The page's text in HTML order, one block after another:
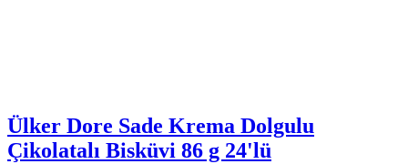
Ülker Dore Sade Krema Dolgulu
Çikolatalı Bisküvi 86 g 24'lü